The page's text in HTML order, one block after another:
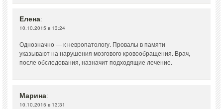
Елена:
10.10.2015 в 13:24
Однозначно — к невропатологу. Провалы в памяти
указывают на нарушения мозгового кровообращения. Врач,
после обследования, назначит подходящие лечение.
Марина:
10.10.2015 в 13:31